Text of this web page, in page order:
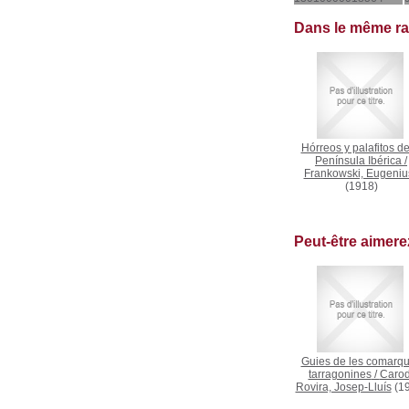
Dans le même
Hórreos y palafitos
Península Ibérica /
Frankowski,
(1918)
Peut-être
Guies de les
tarragonines/
Rovira, Josep-Lluís